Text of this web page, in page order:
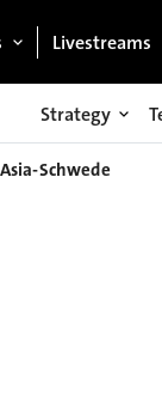
Livestreams
Strategy
Schwede